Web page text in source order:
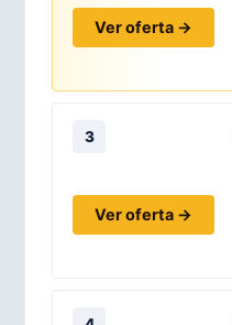
Ver oferta →
3
Ver oferta →